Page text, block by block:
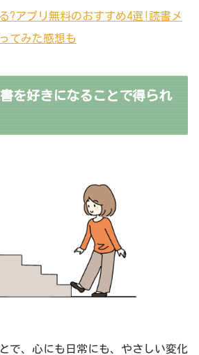
?アプリ無料のおすすめ4選!読書メ
てみた感想も
を好きになることで得られ
で、心にも日常にも、やさしい変化